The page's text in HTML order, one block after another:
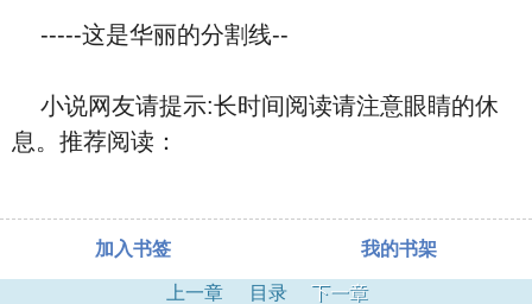
-----这是华丽的分割线--
小说网友请提示:长时间阅读请注意眼睛的休
息。推荐阅读：
加入书签 我的书架
上一章 目录 下一章